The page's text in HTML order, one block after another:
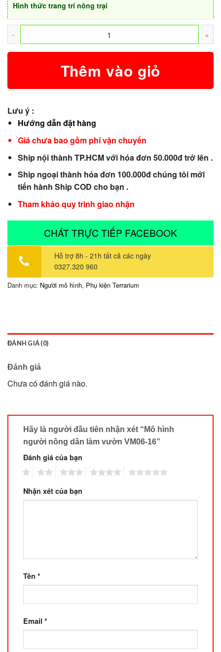
Hình thức trang trí nông trại
Thêm vào giỏ
Lưu ý :
Hướng dẫn đặt hàng
Giá chưa bao gồm phí vận chuyển
Ship nội thành TP.HCM với hóa đơn 50.000đ trở lên .
Ship ngoại thành hóa đơn 100.000đ chúng tôi mới
tiến hành Ship COD cho bạn .
Tham khảo quy trình giao nhận
CHÁT TRỰC TIẾP FACEBOOK
Hỗ trợ 8h - 21h tất cả các ngày
0327.320 960
Danh mục: Người mô hình, Phụ kiện Terrarium
ĐÁNH GIÁ (0)
Đánh giá
Chưa có đánh giá nào.
Hãy là người đầu tiên nhận xét “Mô hình
người nông dân làm vườn VM06-16”
Đánh giá của bạn
Nhận xét của bạn
Tên *
Email *